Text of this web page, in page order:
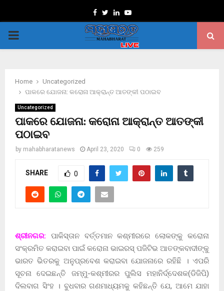
Facebook
TwitterLinkedinYoutube
PRIMARY
Home
Uncategorized
ପାକରେ ଯୋଜନା: କରୋନା ଆକ୍ରାନ୍ତ ଆତଙ୍କୀ ପଠାଇବ
Uncategorized
ପାକରେ ଯୋଜନା: କରୋନା ଆକ୍ରାନ୍ତ ଆତଙ୍କୀ
ପଠାଇବ
by mahabharatanews April 23, 2020 0 259
SHARE 0
ଶ୍ରୀନଗର:
ପାକିସ୍ତାନ ବର୍ତ୍ତମାନ କଶ୍ମୀରରେ ଲୋକଙ୍କୁ କରୋନା
ସଂକ୍ରମିତ କରାଇବା ପାଇଁ କରୋନା ଭାଇରସ୍ ପଜିଟିଭ ଆତଙ୍କବାଦୀଙ୍କୁ
ଭାରତ ଭିତରକୁ ଅନୁପ୍ରବେଶ କରାଇବା ଯୋଜନାରେ ରହିଛି । ଏପରି
ସୂଚନା ଦେଇଛନ୍ତି ଜମ୍ମୁ-କଶ୍ମୀରର ପୁଲିସ ମହାନିର୍ଦ୍ଦେଶକ(ଡିଜିପି)
ଦିଲବାଗ ସିଂହ । ବୁଧବାର ଗଣମାଧ୍ୟମକୁ କହିଛନ୍ତି ଯେ, ଆମେ ଯାହା